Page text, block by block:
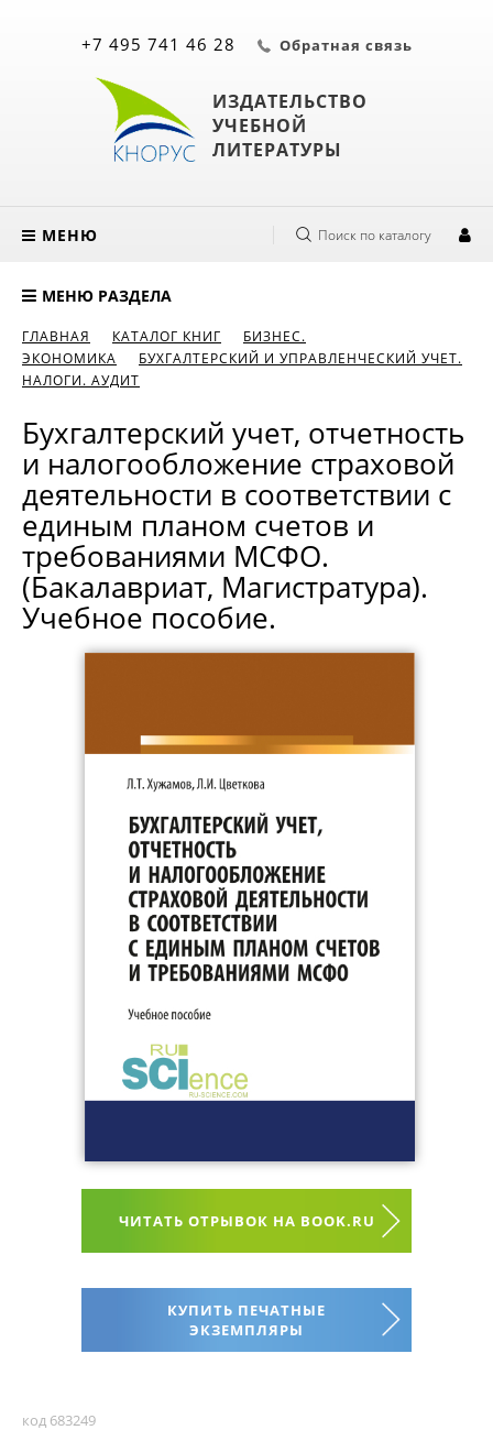
ИЗДАТЕЛЬСТВО
УЧЕБНОЙ
ЛИТЕРАТУРЫ
+7 495 741 46 28 Обратная связь
МЕНЮ Поиск по каталогу
МЕНЮ РАЗДЕЛА
ГЛАВНАЯ КАТАЛОГ КНИГ
БИЗНЕС.
ЭКОНОМИКА
БУХГАЛТЕРСКИЙ И УПРАВЛЕНЧЕСКИЙ УЧЕТ.
НАЛОГИ. АУДИТ
Бухгалтерский учет, отчетность
и налогообложение страховой
деятельности в соответствии с
единым планом счетов и
требованиями МСФО.
(Бакалавриат, Магистратура).
Учебное пособие.
ЧИТАТЬ ОТРЫВОК НА BOOK.RU
КУПИТЬ ПЕЧАТНЫЕ
ЭКЗЕМПЛЯРЫ
код 683249